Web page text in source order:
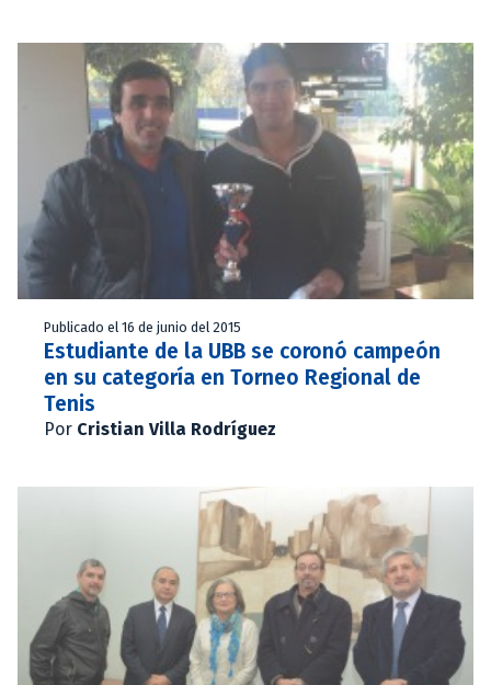
Publicado el 16 de junio del 2015
Estudiante de la UBB se coronó campeón
en su categoría en Torneo Regional de
Tenis
Por Cristian Villa Rodríguez